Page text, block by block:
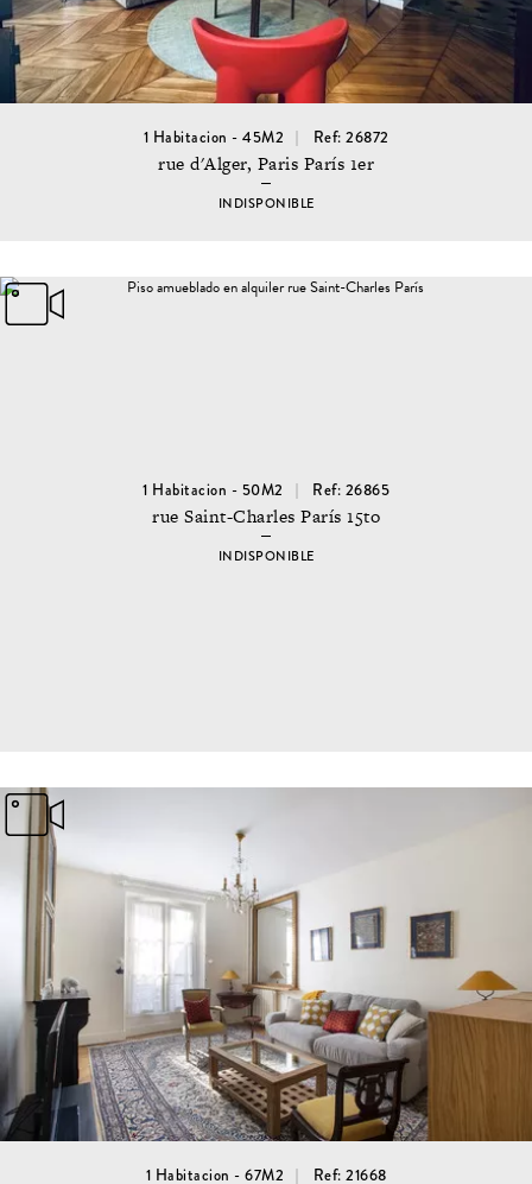
1 Habitacion - 45M2 Ref: 26872
rue d'Alger, Paris París 1er
INDISPONIBLE
1 Habitacion - 50M2 Ref: 26865
rue Saint-Charles París 15to
INDISPONIBLE
1 Habitacion - 67M2 Ref: 21668